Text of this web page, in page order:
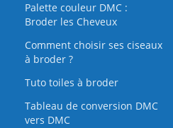
Palette couleur DMC :
Broder les Cheveux
Comment choisir ses ciseaux
à broder ?
Tuto toiles à broder
Tableau de conversion DMC
vers DMC